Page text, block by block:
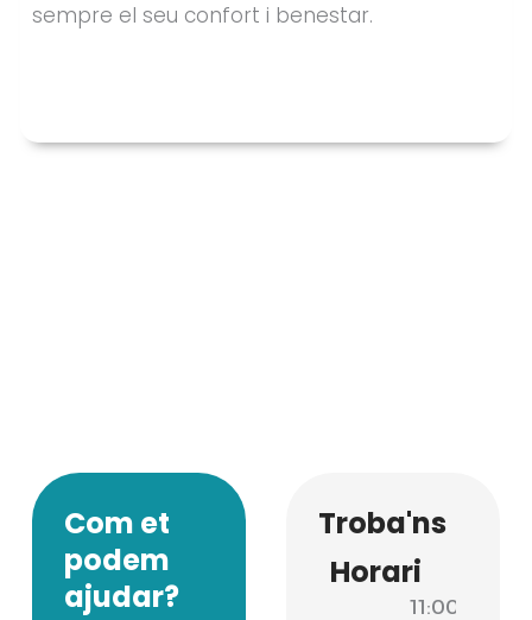
sempre el seu confort i benestar.
Com et
podem
ajudar?
Troba'ns
Horari
11:00